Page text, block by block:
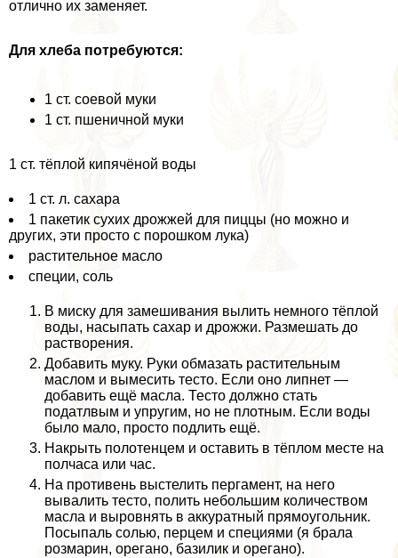
отлично их заменяет.
Для хлеба потребуются:
1 ст. соевой муки
1 ст. пшеничной муки
1 ст. тёплой кипячёной воды
1 ст. л. сахара
1 пакетик сухих дрожжей для пиццы (но можно и
других, эти просто с порошком лука)
растительное масло
специи, соль
В миску для замешивания вылить немного тёплой
воды, насыпать сахар и дрожжи. Размешать до
растворения.
Добавить муку. Руки обмазать растительным
маслом и вымесить тесто. Если оно липнет —
добавить ещё масла. Тесто должно стать
податлвым и упругим, но не плотным. Если воды
было мало, просто подлить ещё.
Накрыть полотенцем и оставить в тёплом месте на
полчаса или час.
На противень выстелить пергамент, на него
вывалить тесто, полить небольшим количеством
масла и выровнять в аккуратный прямоугольник.
Посыпаль солью, перцем и специями (я брала
розмарин, орегано, базилик и орегано).